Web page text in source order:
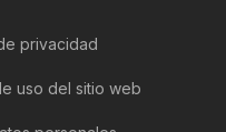
privacidad
uso del sitio web